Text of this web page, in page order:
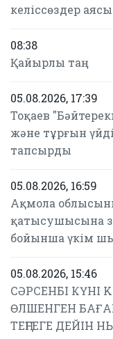
келіссөздер
08:38
Қайырлы таң
05.08.2026, 17:39
Тоқаев
және тұрғын
тапсырды
05.08.2026, 16:59
Ақмола
қатысушысына
бойынша үкім
05.08.2026, 15:46
СӘРСЕНБІ КҮНІ
ӨЛШЕНГЕН
ТЕҢГЕГЕ ДЕЙІН